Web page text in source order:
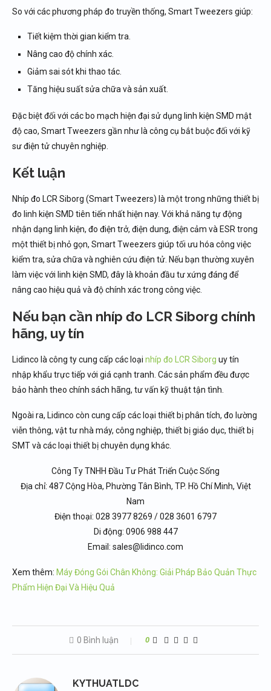
So với các phương pháp đo truyền thống, Smart Tweezers giúp:
Tiết kiệm thời gian kiểm tra.
Nâng cao độ chính xác.
Giảm sai sót khi thao tác.
Tăng hiệu suất sửa chữa và sản xuất.
Đặc biệt đối với các bo mạch hiện đại sử dụng linh kiện SMD mật
độ cao, Smart Tweezers gần như là công cụ bắt buộc đối với kỹ
sư điện tử chuyên nghiệp.
Kết luận
Nhíp đo LCR Siborg (Smart Tweezers) là một trong những thiết bị
đo linh kiện SMD tiên tiến nhất hiện nay. Với khả năng tự động
nhận dạng linh kiện, đo điện trở, điện dung, điện cảm và ESR trong
một thiết bị nhỏ gọn, Smart Tweezers giúp tối ưu hóa công việc
kiểm tra, sửa chữa và nghiên cứu điện tử. Nếu bạn thường xuyên
làm việc với linh kiện SMD, đây là khoản đầu tư xứng đáng để
nâng cao hiệu quả và độ chính xác trong công việc.
Nếu bạn cần nhíp đo LCR Siborg chính
hãng, uy tín
Lidinco là công ty cung cấp các loại nhíp đo LCR Siborg uy tín
nhập khẩu trực tiếp với giá cạnh tranh. Các sản phẩm đều được
bảo hành theo chính sách hãng, tư vấn kỹ thuật tận tình.
Ngoài ra, Lidinco còn cung cấp các loại thiết bị phân tích, đo lường
viễn thông, vật tư nhà máy, công nghiệp, thiết bị giáo dục, thiết bị
SMT và các loại thiết bị chuyên dụng khác.
Công Ty TNHH Đầu Tư Phát Triển Cuộc Sống
Địa chỉ: 487 Cộng Hòa, Phường Tân Bình, TP. Hồ Chí Minh, Việt
Nam
Điện thoại: 028 3977 8269 / 028 3601 6797
Di động: 0906 988 447
Email: sales@lidinco.com
Xem thêm: Máy Đóng Gói Chân Không: Giải Pháp Bảo Quản Thực
Phẩm Hiện Đại Và Hiệu Quả
0 Bình luận 0
KYTHUATLDC